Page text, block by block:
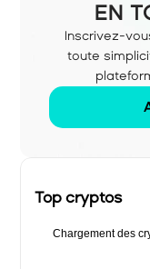
EN
Inscrivez-
toute
Top cryptos
Chargement des